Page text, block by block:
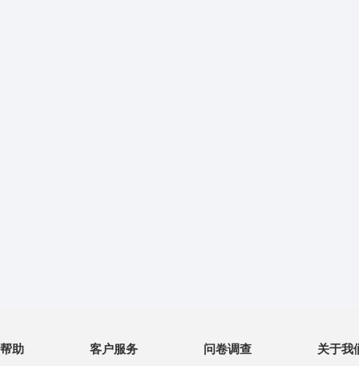
帮助 客户服务 问卷调查 关于我